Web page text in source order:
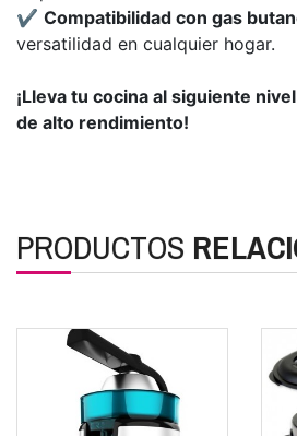
✔️ Compatibilidad con gas
versatilidad en cualquier hogar.
¡Lleva tu cocina al siguiente
de alto rendimiento!
PRODUCTOS